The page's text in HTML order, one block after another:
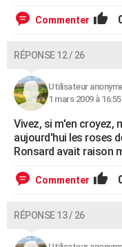
Commenter
RÉPONSE 12 / 26
Utilisateur
1 mars 2009 à 16:55
Vivez, si m'en croyez,
aujourd'hui les roses
Ronsard avait raison
Commenter
RÉPONSE 13 / 26